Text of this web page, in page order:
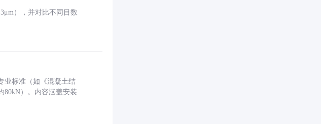
），并对比不同目数
业标准（如《混凝土结
80kN）。内容涵盖安装